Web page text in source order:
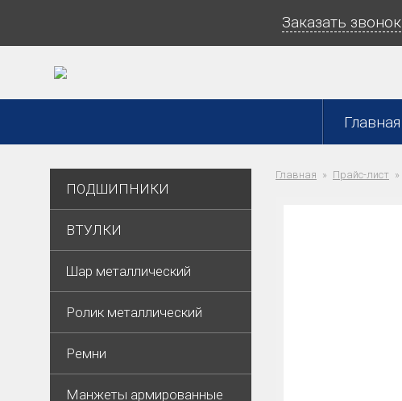
Заказать звонок
Главная
ПОДШИПНИКИ
ВТУЛКИ
Шар металлический
Ролик металлический
Ремни
Манжеты армированные
Главная Прайс-лист